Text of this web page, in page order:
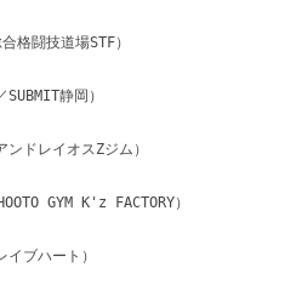
闘技道場STF）
静岡）
レイオスZジム）
GYM K'z FACTORY）
ハート）